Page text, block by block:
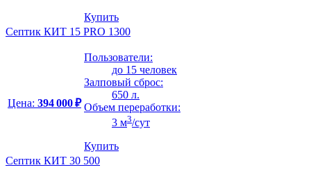
Купить
Септик КИТ 15 PRO 1300
Цена: 394 000 ₽
Пользователи:
до 15 человек
Залповый сброс:
650 л.
Объем переработки:
3 м3/сут
Купить
Септик КИТ 30 500